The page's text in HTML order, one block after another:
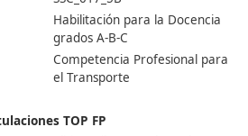
Nuestras Acreditaciones